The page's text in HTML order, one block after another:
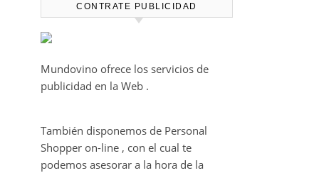
CONTRATE PUBLICIDAD
Mundovino ofrece los servicios de
publicidad en la Web .
También disponemos de Personal
Shopper on-line , con el cual te
podemos asesorar a la hora de la